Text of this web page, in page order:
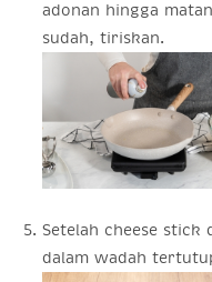
adonan hingga
sudah, tiriskan.
Setelah cheese stick
dalam wadah